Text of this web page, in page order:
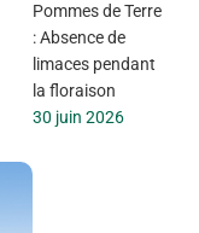
Pommes de Terre
: Absence de
limaces pendant
la floraison
30 juin 2026